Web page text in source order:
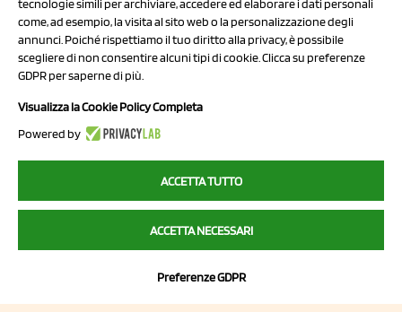
Via Prov.le Sassuolo Vignola 315/1
41057 Spilamberto (MO)
P.I/C.F. 01041460369
REA: MO 208553
tecnologie simili per archiviare, accedere ed elaborare i dati personali
come, ad esempio, la visita al sito web o la personalizzazione degli
annunci. Poiché rispettiamo il tuo diritto alla privacy, è possibile
scegliere di non consentire alcuni tipi di cookie. Clicca su preferenze
GDPR per saperne di più.
Visualizza la Cookie Policy Completa
Powered by
ACCETTA TUTTO
ACCETTA NECESSARI
Preferenze GDPR